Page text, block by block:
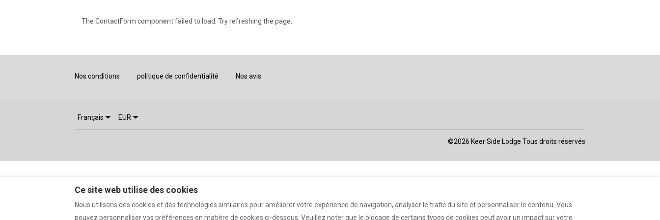
The ContactForm component failed to load. Try refreshing the page.
Nos conditions politique de confidentialité Nos avis
Français EUR
©2026 Keer Side Lodge Tous droits réservés
Ce site web utilise des cookies
Nous utilisons des cookies et des technologies similaires pour améliorer votre expérience de navigation, analyser le trafic du site et personnaliser le contenu. Vous
pouvez personnaliser vos préférences en matière de cookies ci-dessous. Veuillez noter que le blocage de certains types de cookies peut avoir un impact sur votre